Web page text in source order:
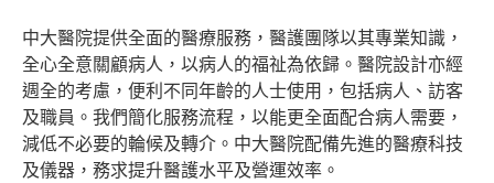
中大醫院提供全面的醫療服務，醫護團隊以其專業知識，
全心全意關顧病人，以病人的福祉為依歸。醫院設計亦經
週全的考慮，便利不同年齡的人士使用，包括病人、訪客
及職員。我們簡化服務流程，以能更全面配合病人需要，
減低不必要的輪候及轉介。中大醫院配備先進的醫療科技
及儀器，務求提升醫護水平及營運效率。